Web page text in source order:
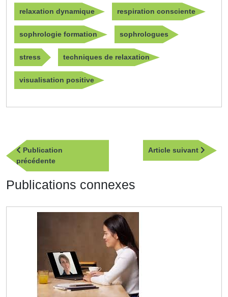
relaxation dynamique respiration consciente
sophrologie formation sophrologues
stress techniques de relaxation
visualisation positive
Navigation
de
l’article
Publication
précédentePublication
précédente
Article suivant
Article
Publications connexes